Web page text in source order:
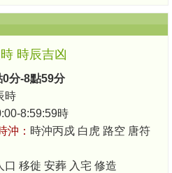
時辰吉凶
分-8點59分
時
8:59:59時
沖： 時沖丙戍 白虎 路空 唐符
口 移徙 安葬 入宅 修造